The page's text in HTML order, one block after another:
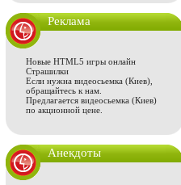
Реклама
Новые HTML5 игры онлайн
Страшилки
Если нужна видеосьемка (Киев)
обращайтесь к нам.
Предлагается видеосьемка (Киев)
по акционной цене.
Анекдоты